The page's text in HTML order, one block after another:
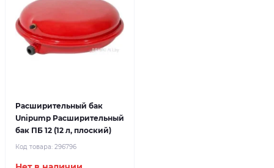
Расширительный бак
Unipump Расширительный
бак ПБ 12 (12 л, плоский)
Код товара: 296796